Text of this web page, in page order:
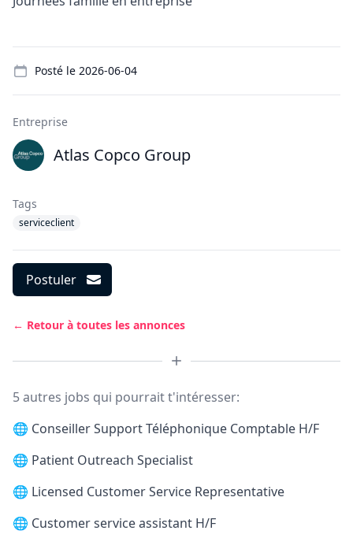
Posté le 2026-06-04
Entreprise
Atlas Copco Group
Tags
serviceclient
Postuler
← Retour à toutes les annonces
5 autres jobs qui pourrait t'intéresser:
🌐 Conseiller Support Téléphonique Comptable H/F
🌐 Patient Outreach Specialist
🌐 Licensed Customer Service Representative
🌐 Customer service assistant H/F